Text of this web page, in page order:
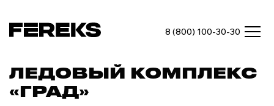
8 (800) 100-30-30
ЛЕДОВЫЙ КОМПЛЕКС
«ГРАД»